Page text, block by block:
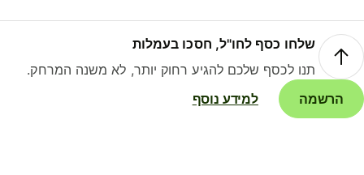
שלחו כסף לחו"ל, חסכו בעמלות
תנו לכסף שלכם להגיע רחוק יותר, לא משנה המרחק.
הרשמה
למידע נוסף